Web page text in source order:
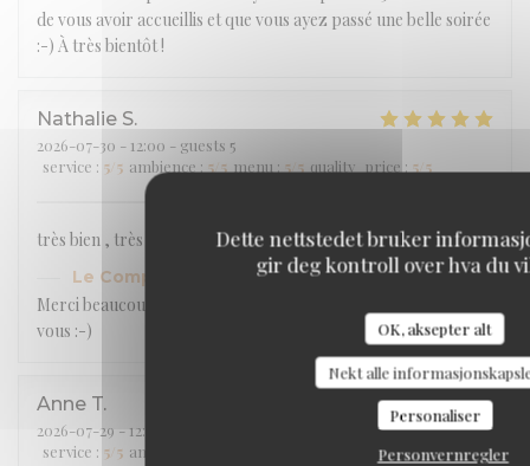
Dette nettstedet bruker
gir deg kontroll over hva du
OK, aksepter alt
Nekt alle
Personaliser
Personvernregler
de vous avoir accueillis et que vous ayez passé une belle soirée
:-) À très bientôt !
Nathalie S
2026-07-30 - 12:00 - guests 5
service : 5 /5 ambience : 5 /5 menu : 5 /5 quality_price : 5 /5
très bien , très agréable , nous avons passé un bon moment
Le Comptoir 233 has responded to the review
Merci beaucoup Madame Siata :-) À très bientôt et bel été à
vous :-)
Anne T
2026-07-29 - 12:00 - guests 5
service : 5 /5 ambience quality_price:5/5